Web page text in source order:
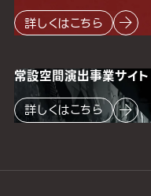
詳しくはこちら
常設空間演出事業サイト
詳しくはこちら